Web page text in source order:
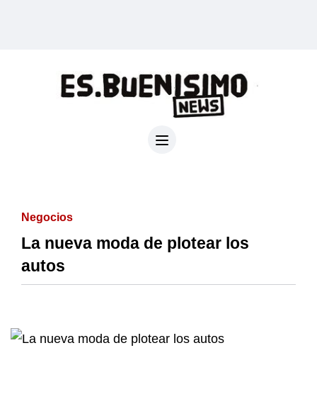
Negocios
La nueva moda de plotear los
autos